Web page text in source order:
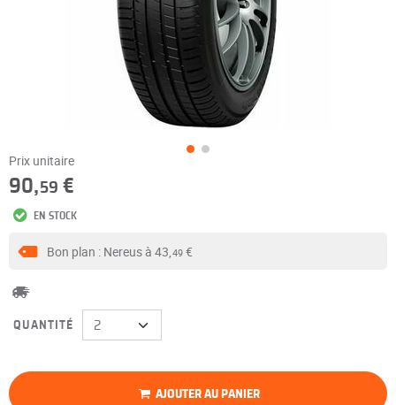
Prix unitaire
90,59 €
EN STOCK
Bon plan : Nereus à 43,49€
QUANTITÉ
AJOUTER AU PANIER